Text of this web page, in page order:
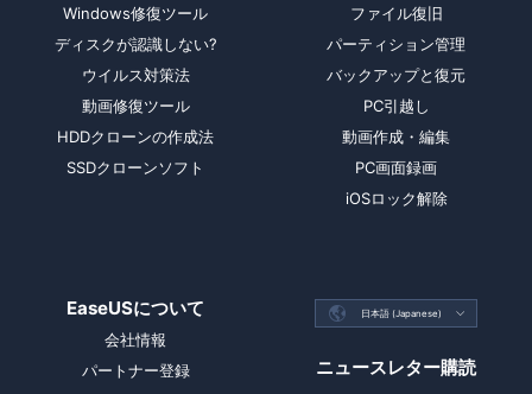
Windows修復ツール
ディスクが認識しない?
ウイルス対策法
動画修復ツール
HDDクローンの作成法
SSDクローンソフト
ファイル復旧
パーティション管理
バックアップと復元
PC引越し
動画作成・編集
PC画面録画
iOSロック解除
EaseUSについて
会社情報
パートナー登録
 日本語 (Japanese) 
ニュースレター購読